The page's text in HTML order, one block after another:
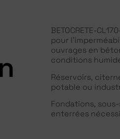
BETOCRETE-
pour
ouvrages en
conditions
Réservoirs,
potable ou
Fondations,
enterrées